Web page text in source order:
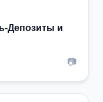
Депозиты и
📷